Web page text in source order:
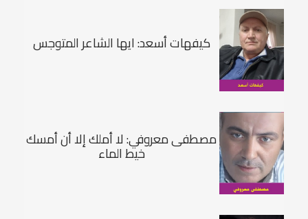
كيفهات أسعد: ايها الشاعر المتوجس
مصطفى معروفي: لا أملك إلا أن أمسك
خيط الماء